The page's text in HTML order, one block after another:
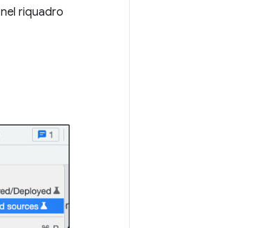
nel riquadro